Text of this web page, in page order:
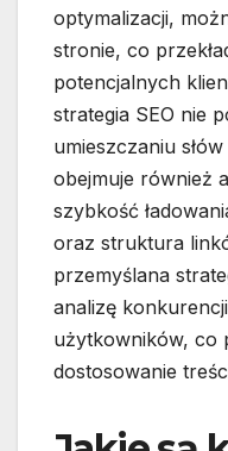
optymalizacji,
stronie, co
potencjalnych
strategia SEO nie
umieszczaniu
obejmuje również
szybkość
oraz struktura
przemyślana
analizę
użytkowników, co
dostosowanie